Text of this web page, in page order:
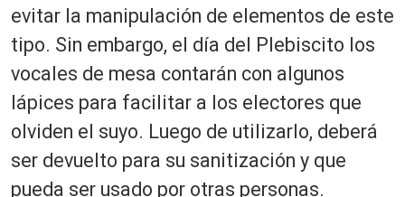
evitar la manipulación de elementos de este
tipo. Sin embargo, el día del Plebiscito los
vocales de mesa contarán con algunos
lápices para facilitar a los electores que
olviden el suyo. Luego de utilizarlo, deberá
ser devuelto para su sanitización y que
pueda ser usado por otras personas.